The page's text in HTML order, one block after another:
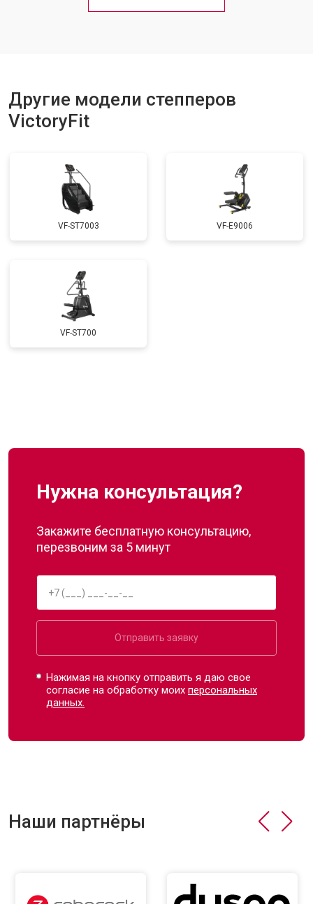
Другие модели степперов
VictoryFit
VF-ST7003 VF-E9006
VF-ST700
Нужна консультация?
Закажите бесплатную консультацию,
перезвоним за 5 минут
Отправить заявку
Нажимая на кнопку отправить я даю свое
согласие на обработку моихперсональных
данных.
Наши партнёры